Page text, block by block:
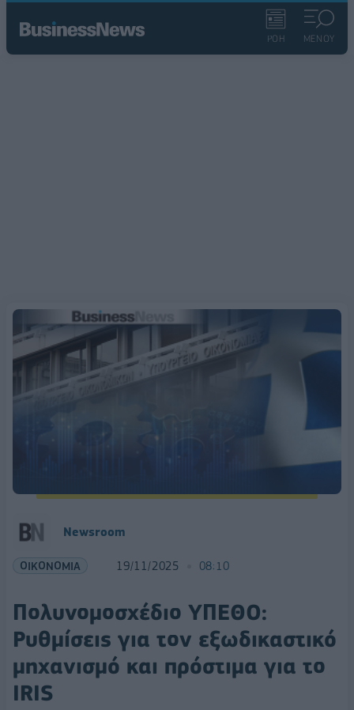
ΡΟΗ ΜΕΝΟΥ
Newsroom
ΟΙΚΟΝΟΜΙΑ 19/11/2025 08:10
Πολυνομοσχέδιο ΥΠΕΘΟ:
Ρυθμίσεις για τον εξωδικαστικό
μηχανισμό και πρόστιμα για το
IRIS